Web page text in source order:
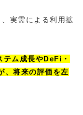
実需による利用拡
ム成長やDeFi・
、将来の評価を左